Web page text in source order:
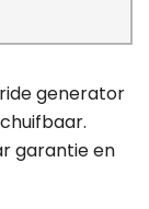
generator
garantie en